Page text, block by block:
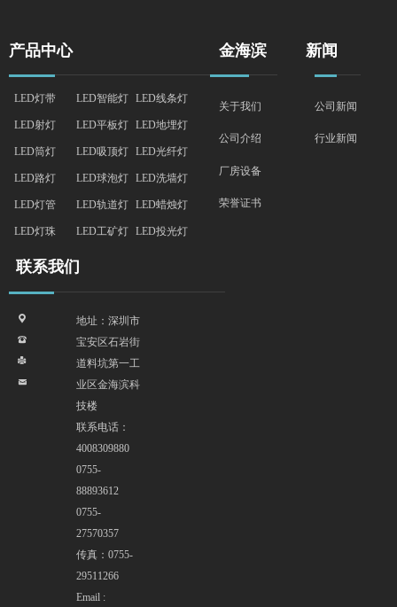
LED灯带
LED射灯
LED筒灯
LED路灯
LED灯管
LED灯珠
LED线条灯
LED地埋灯
LED光纤灯
LED洗墙灯
LED蜡烛灯
LED投光灯
LED智能灯
LED平板灯
LED吸顶灯
LED球泡灯
LED轨道灯
LED工矿灯
产品中心 金海滨
关于我们
公司介绍
厂房设备
荣誉证书
新闻
公司新闻
行业新闻
联系我们
地址：深圳市
宝安区石岩街
道料坑第一工
业区金海滨科
技楼
联系电话：
4008309880
0755-
88893612
0755-
27570357
传真：0755-
29511266
Email :
끇
뀰
넔
낂